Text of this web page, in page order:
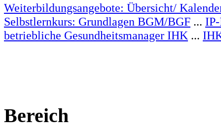
Weiterbildungsangebote: Übersicht/
Selbstlernkurs: Grundlagen BGM/BGF ...
betriebliche Gesundheitsmanager IHK ...
Bereich